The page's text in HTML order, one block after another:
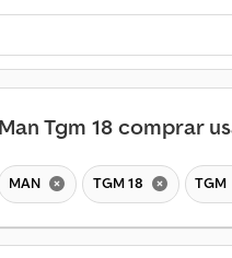
Man Tgm 18 comprar
MAN TGM 18 TGM